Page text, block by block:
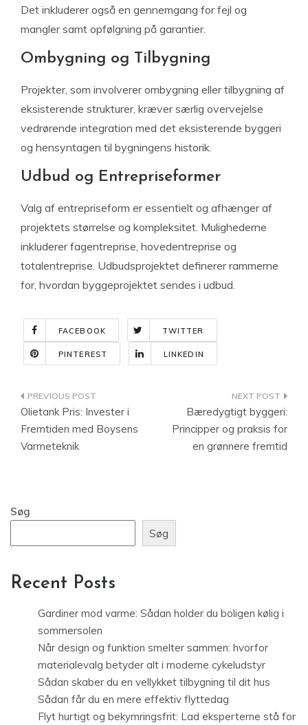
Det inkluderer også en gennemgang for fejl og
mangler samt opfølgning på garantier.
Ombygning og Tilbygning
Projekter, som involverer ombygning eller tilbygning af
eksisterende strukturer, kræver særlig overvejelse
vedrørende integration med det eksisterende byggeri
og hensyntagen til bygningens historik.
Udbud og Entrepriseformer
Valg af entrepriseform er essentielt og afhænger af
projektets størrelse og kompleksitet. Mulighederne
inkluderer fagentreprise, hovedentreprise og
totalentreprise. Udbudsprojektet definerer rammerne
for, hvordan byggeprojektet sendes i udbud.
FACEBOOK TWITTER
PINTEREST LINKEDIN
Indlægsnavigation
Olietank Pris: Invester i
Fremtiden med Boysens
Varmeteknik
Bæredygtigt byggeri:
Principper og praksis for
en grønnere fremtid
Søg
Søg
Recent Posts
Gardiner mod varme: Sådan holder du boligen kølig i
sommersolen
Når design og funktion smelter sammen: hvorfor
materialevalg betyder alt i moderne cykeludstyr
Sådan skaber du en vellykket tilbygning til dit hus
Sådan får du en mere effektiv flyttedag
Flyt hurtigt og bekymringsfrit: Lad eksperterne stå for